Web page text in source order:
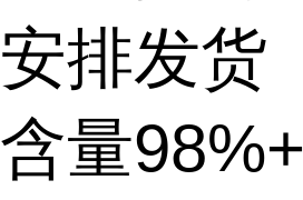
安排发货
含量98%+